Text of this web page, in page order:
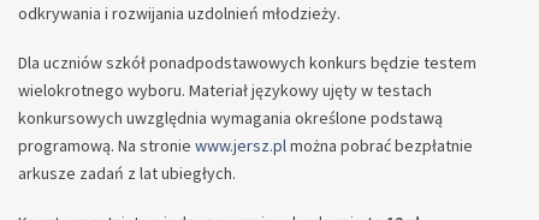
odkrywania i rozwijania uzdolnień młodzieży.
Dla uczniów szkół ponadpodstawowych konkurs będzie testem
wielokrotnego wyboru. Materiał językowy ujęty w testach
konkursowych uwzględnia wymagania określone podstawą
programową. Na stronie www.jersz.plmożna pobrać bezpłatnie
arkusze zadań z lat ubiegłych.